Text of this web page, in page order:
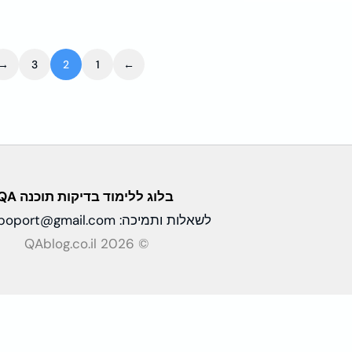
←
1
2
3
→
בלוג ללימוד בדיקות תוכנה QA
לשאלות ותמיכה:
© QAblog.co.il 2026